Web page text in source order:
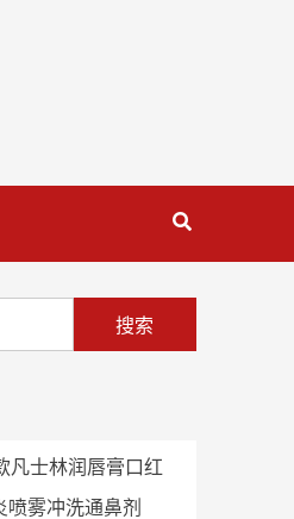
凡士林润唇膏口红
喷雾冲洗通鼻剂